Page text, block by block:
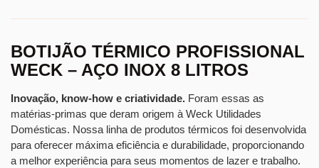
BOTIJÃO TÉRMICO PROFISSIONAL
WECK – AÇO INOX 8 LITROS
Inovação, know-how e criatividade. Foram essas as
matérias-primas que deram origem à Weck Utilidades
Domésticas. Nossa linha de produtos térmicos foi desenvolvida
para oferecer máxima eficiência e durabilidade, proporcionando
a melhor experiência para seus momentos de lazer e trabalho.